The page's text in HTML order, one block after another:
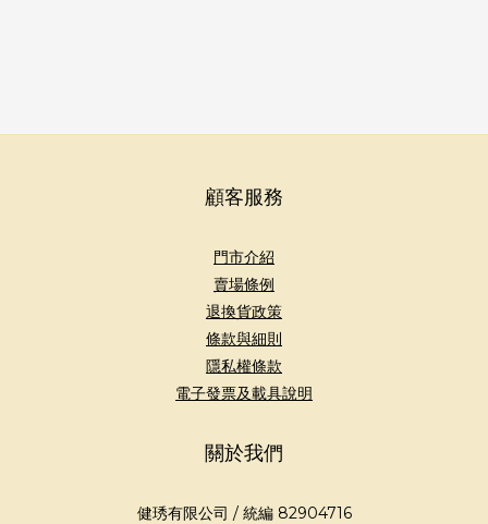
顧客服務
門市介紹
賣場條例
退換貨政策
條款與細則
隱私權條款
電子發票及載具說明
關於我們
健琇有限公司 / 統編 82904716